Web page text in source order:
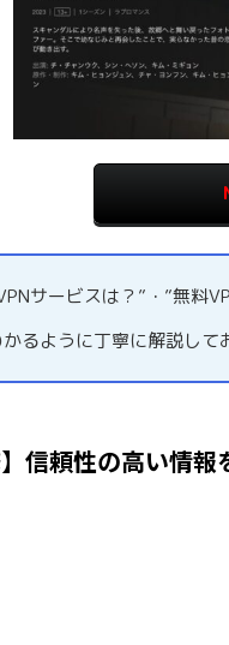
サービスは？”・”無料
るように丁寧に解説し
信頼性の高い情報